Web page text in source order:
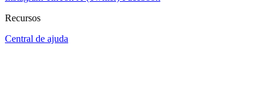
Recursos
Central de ajuda